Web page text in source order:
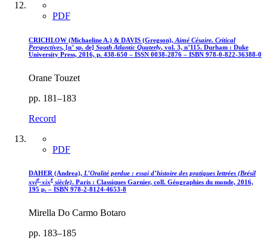
PDF
CRICHLOW (Michaeline A.) & DAVIS (Gregson), Aimé Césaire. Critical
Perspectives, [n° sp. de] South Atlantic Quaterly, vol. 3, n°115. Durham : Duke
University Press, 2016, p. 438-650 – ISSN 0038-2876 – ISBN 978-0-822-36388-0
Orane Touzet
pp. 181–183
Record
PDF
DAHER (Andrea), L’Oralité perdue : essai d’histoire des pratiques lettrées (Brésil
xvie-xixe siècle). Paris : Classiques Garnier, coll. Géographies du monde, 2016,
195 p. – ISBN 978-2-8124-4653-8
Mirella Do Carmo Botaro
pp. 183–185